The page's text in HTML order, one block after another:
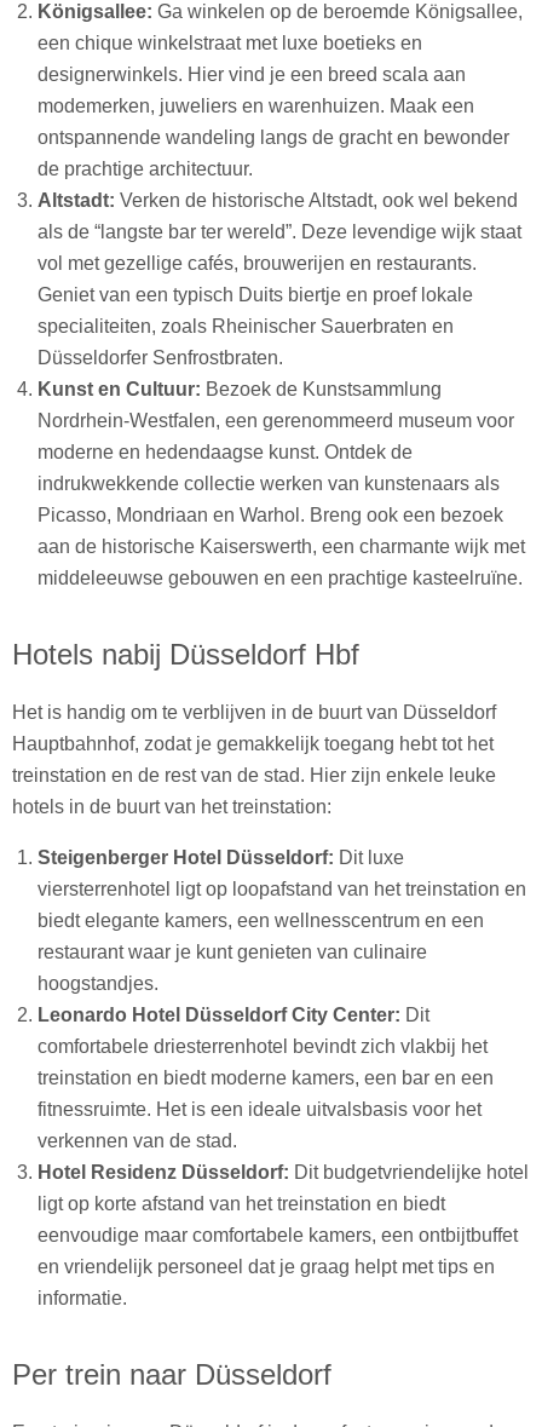
Königsallee: Ga winkelen op de beroemde Königsallee,
een chique winkelstraat met luxe boetieks en
designerwinkels. Hier vind je een breed scala aan
modemerken, juweliers en warenhuizen. Maak een
ontspannende wandeling langs de gracht en bewonder
de prachtige architectuur.
Altstadt: Verken de historische Altstadt, ook wel bekend
als de “langste bar ter wereld”. Deze levendige wijk staat
vol met gezellige cafés, brouwerijen en restaurants.
Geniet van een typisch Duits biertje en proef lokale
specialiteiten, zoals Rheinischer Sauerbraten en
Düsseldorfer Senfrostbraten.
Kunst en Cultuur: Bezoek de Kunstsammlung
Nordrhein-Westfalen, een gerenommeerd museum voor
moderne en hedendaagse kunst. Ontdek de
indrukwekkende collectie werken van kunstenaars als
Picasso, Mondriaan en Warhol. Breng ook een bezoek
aan de historische Kaiserswerth, een charmante wijk met
middeleeuwse gebouwen en een prachtige kasteelruïne.
Hotels nabij Düsseldorf Hbf
Het is handig om te verblijven in de buurt van Düsseldorf
Hauptbahnhof, zodat je gemakkelijk toegang hebt tot het
treinstation en de rest van de stad. Hier zijn enkele leuke
hotels in de buurt van het treinstation:
Steigenberger Hotel Düsseldorf: Dit luxe
viersterrenhotel ligt op loopafstand van het treinstation en
biedt elegante kamers, een wellnesscentrum en een
restaurant waar je kunt genieten van culinaire
hoogstandjes.
Leonardo Hotel Düsseldorf City Center: Dit
comfortabele driesterrenhotel bevindt zich vlakbij het
treinstation en biedt moderne kamers, een bar en een
fitnessruimte. Het is een ideale uitvalsbasis voor het
verkennen van de stad.
Hotel Residenz Düsseldorf: Dit budgetvriendelijke hotel
ligt op korte afstand van het treinstation en biedt
eenvoudige maar comfortabele kamers, een ontbijtbuffet
en vriendelijk personeel dat je graag helpt met tips en
informatie.
Per trein naar Düsseldorf